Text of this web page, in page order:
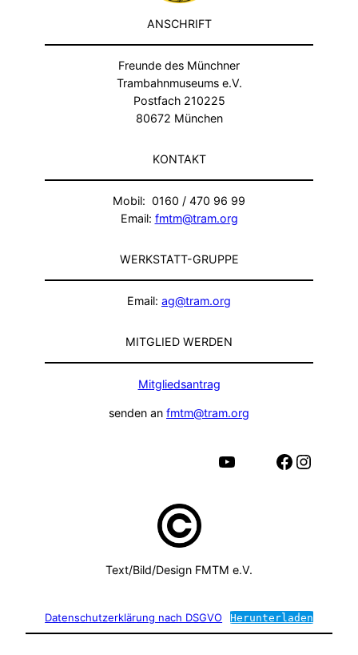
ANSCHRIFT
Freunde des Münchner
Trambahnmuseums e.V.
Postfach 210225
80672 München
KONTAKT
Mobil: 0160 / 470 96 99
Email: fmtm@tram.org
WERKSTATT-GRUPPE
Email: ag@tram.org
MITGLIED WERDEN
Mitgliedsantrag
senden an fmtm@tram.org
Facebook Instagram
YouTube
Text/Bild/Design FMTM e.V.
Datenschutzerklärung nach DSGVO Herunterladen